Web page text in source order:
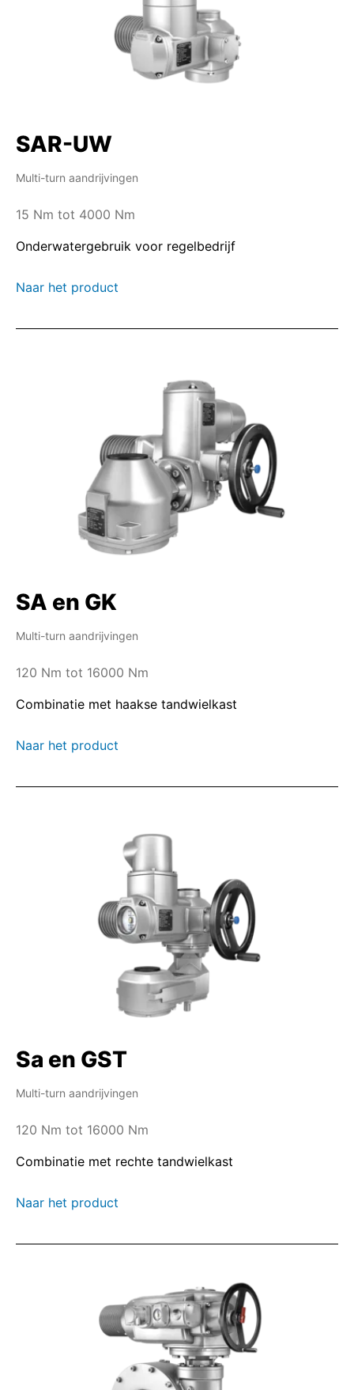
SAR-UW
Multi-turn aandrijvingen
15 Nm tot 4000 Nm
Onderwatergebruik voor regelbedrijf
Naar het product
SA en GK
Multi-turn aandrijvingen
120 Nm tot 16000 Nm
Combinatie met haakse tandwielkast
Naar het product
Sa en GST
Multi-turn aandrijvingen
120 Nm tot 16000 Nm
Combinatie met rechte tandwielkast
Naar het product